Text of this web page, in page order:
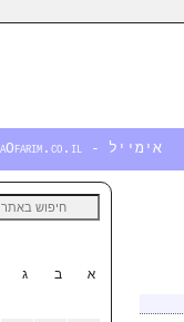
אימייל - email - Dita@DitaOfarim.co.il
א ב ג